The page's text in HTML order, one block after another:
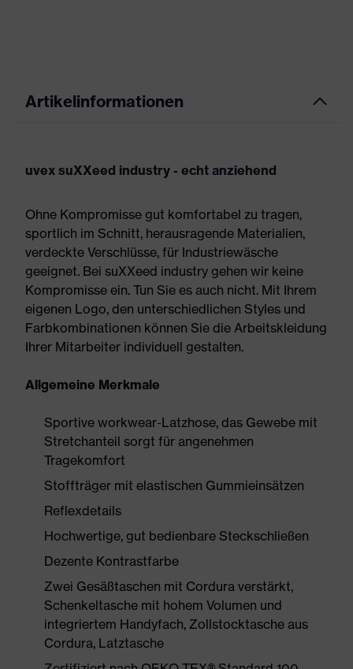
Artikelinformationen
uvex suXXeed industry - echt anziehend
Ohne Kompromisse gut komfortabel zu tragen,
sportlich im Schnitt, herausragende Materialien,
verdeckte Verschlüsse, für Industriewäsche
geeignet. Bei suXXeed industry gehen wir keine
Kompromisse ein. Tun Sie es auch nicht. Mit Ihrem
eigenen Logo, den unterschiedlichen Styles und
Farbkombinationen können Sie die Arbeitskleidung
Ihrer Mitarbeiter individuell gestalten.
Allgemeine Merkmale
Sportive workwear-Latzhose, das Gewebe mit
Stretchanteil sorgt für angenehmen
Tragekomfort
Stoffträger mit elastischen Gummieinsätzen
Reflexdetails
Hochwertige, gut bedienbare Steckschließen
Dezente Kontrastfarbe
Zwei Gesäßtaschen mit Cordura verstärkt,
Schenkeltasche mit hohem Volumen und
integriertem Handyfach, Zollstocktasche aus
Cordura, Latztasche